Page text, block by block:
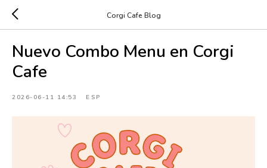
Corgi Cafe Blog
Nuevo Combo Menu en Corgi
Cafe
2026-06-11 14:53 ESP